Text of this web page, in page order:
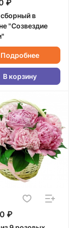
₽
в
"Созвездие
Подробнее
В корзину
₽